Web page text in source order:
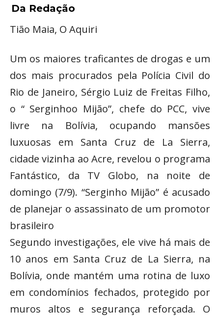
Da Redação
Tião Maia, O Aquiri
Um os maiores traficantes de drogas e um
dos mais procurados pela Polícia Civil do
Rio de Janeiro, Sérgio Luiz de Freitas Filho,
o “ Serginhoo Mijão”, chefe do PCC, vive
livre na Bolívia, ocupando mansões
luxuosas em Santa Cruz de La Sierra,
cidade vizinha ao Acre, revelou o programa
Fantástico, da TV Globo, na noite de
domingo (7/9). “Serginho Mijão” é acusado
de planejar o assassinato de um promotor
brasileiro
Segundo investigações, ele vive há mais de
10 anos em Santa Cruz de La Sierra, na
Bolívia, onde mantém uma rotina de luxo
em condomínios fechados, protegido por
muros altos e segurança reforçada. O